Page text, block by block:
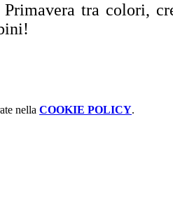
tra colori,
nella COOKIE POLICY.